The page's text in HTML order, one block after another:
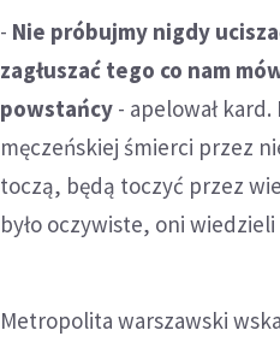
- Nie próbujmy nigdy
zagłuszać tego co nam
powstańcy - apelował
męczeńskiej śmierci przez
toczą, będą toczyć przez
było oczywiste, oni
Metropolita warszawski